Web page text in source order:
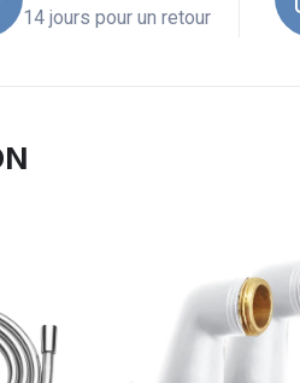
14 jours pour un retour